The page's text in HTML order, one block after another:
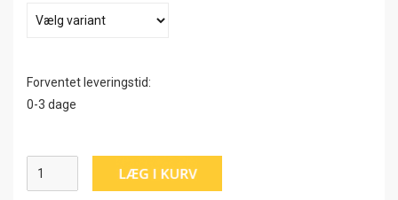
Forventet leveringstid:
0-3 dage